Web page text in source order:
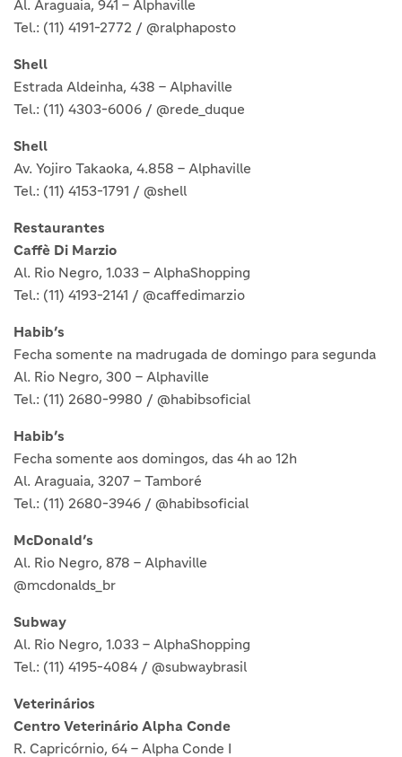
Al. Araguaia, 941 – Alphaville
Tel.: (11) 4191-2772 / @ralphaposto
Shell
Estrada Aldeinha, 438 – Alphaville
Tel.: (11) 4303-6006 / @rede_duque
Shell
Av. Yojiro Takaoka, 4.858 – Alphaville
Tel.: (11) 4153-1791 / @shell
Restaurantes
Caffè Di Marzio
Al. Rio Negro, 1.033 – AlphaShopping
Tel.: (11) 4193-2141 / @caffedimarzio
Habib’s
Fecha somente na madrugada de domingo para segunda
Al. Rio Negro, 300 – Alphaville
Tel.: (11) 2680-9980 / @habibsoficial
Habib’s
Fecha somente aos domingos, das 4h ao 12h
Al. Araguaia, 3207 – Tamboré
Tel.: (11) 2680-3946 / @habibsoficial
McDonald’s
Al. Rio Negro, 878 – Alphaville
@mcdonalds_br
Subway
Al. Rio Negro, 1.033 – AlphaShopping
Tel.: (11) 4195-4084 / @subwaybrasil
Veterinários
Centro Veterinário Alpha Conde
R. Capricórnio, 64 – Alpha Conde I